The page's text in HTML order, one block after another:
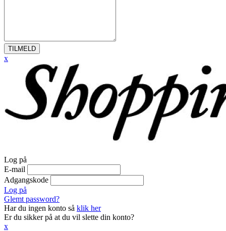
TILMELD
x
Log på
E-mail
Adgangskode
Log på
Glemt password?
Har du ingen konto så klik her
Er du sikker på at du vil slette din konto?
x